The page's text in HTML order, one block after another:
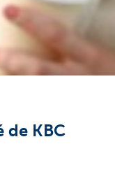
de KBC